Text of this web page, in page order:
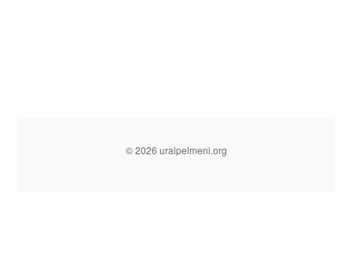
© 2026 uralpelmeni.org